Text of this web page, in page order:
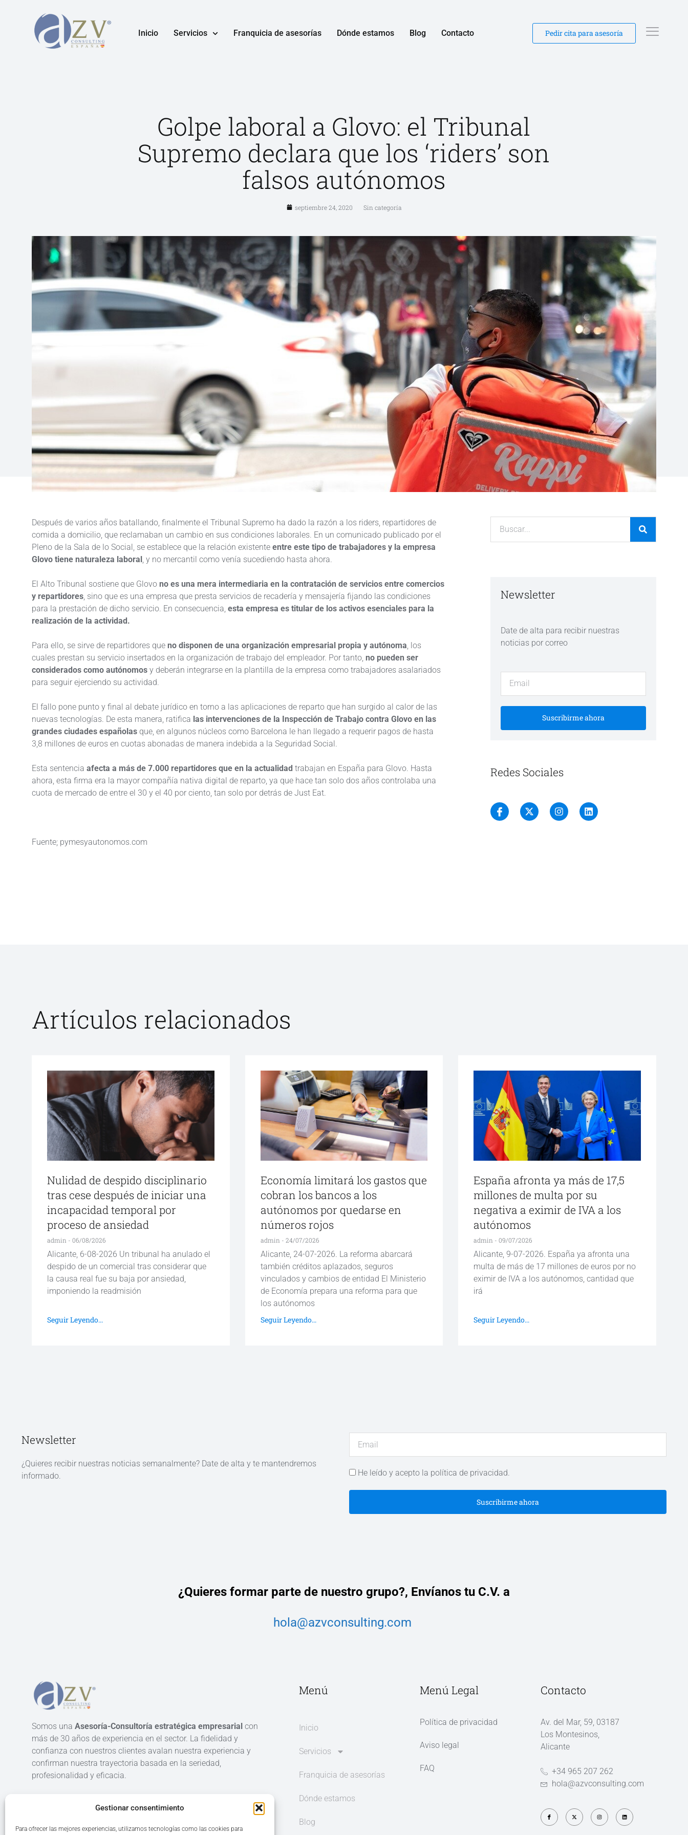
Gestionar consentimiento
Para ofrecer las mejores experiencias, utilizamos tecnologías como las cookies para
Inicio Servicios Franquicia de asesorías Dónde estamos Blog Contacto Pedir cita para asesoría
Golpe laboral a Glovo: el Tribunal
Supremo declara que los ‘riders’ son
falsos autónomos
septiembre 24, 2020 Sin categoría
Después de varios años batallando, finalmente el Tribunal Supremo ha dado la razón a los riders, repartidores de
comida a domicilio, que reclamaban un cambio en sus condiciones laborales. En un comunicado publicado por el
Pleno de la Sala de lo Social, se establece que la relación existente entre este tipo de trabajadores y la empresa
Glovo tiene naturaleza laboral, y no mercantil como venía sucediendo hasta ahora.
El Alto Tribunal sostiene que Glovo no es una mera intermediaria en la contratación de servicios entre comercios
y repartidores, sino que es una empresa que presta servicios de recadería y mensajería fijando las condiciones
para la prestación de dicho servicio. En consecuencia, esta empresa es titular de los activos esenciales para la
realización de la actividad.
Para ello, se sirve de repartidores que no disponen de una organización empresarial propia y autónoma, los
cuales prestan su servicio insertados en la organización de trabajo del empleador. Por tanto, no pueden ser
considerados como autónomos y deberán integrarse en la plantilla de la empresa como trabajadores asalariados
para seguir ejerciendo su actividad.
El fallo pone punto y final al debate jurídico en torno a las aplicaciones de reparto que han surgido al calor de las
nuevas tecnologías. De esta manera, ratifica las intervenciones de la Inspección de Trabajo contra Glovo en las
grandes ciudades españolas que, en algunos núcleos como Barcelona le han llegado a requerir pagos de hasta
3,8 millones de euros en cuotas abonadas de manera indebida a la Seguridad Social.
Esta sentencia afecta a más de 7.000 repartidores que en la actualidad trabajan en España para Glovo. Hasta
ahora, esta firma era la mayor compañía nativa digital de reparto, ya que hace tan solo dos años controlaba una
cuota de mercado de entre el 30 y el 40 por ciento, tan solo por detrás de Just Eat.
Fuente; pymesyautonomos.com
Newsletter
Date de alta para recibir nuestras
noticias por correo
Suscribirme ahora
Redes Sociales
Artículos relacionados
Nulidad de despido disciplinario
tras cese después de iniciar una
incapacidad temporal por
proceso de ansiedad
admin 06/08/2026
Alicante, 6-08-2026 Un tribunal ha anulado el
despido de un comercial tras considerar que
la causa real fue su baja por ansiedad,
imponiendo la readmisión
Seguir Leyendo...
Economía limitará los gastos que
cobran los bancos a los
autónomos por quedarse en
números rojos
admin 24/07/2026
Alicante, 24-07-2026. La reforma abarcará
también créditos aplazados, seguros
vinculados y cambios de entidad El Ministerio
de Economía prepara una reforma para que
los autónomos
Seguir Leyendo...
España afronta ya más de 17,5
millones de multa por su
negativa a eximir de IVA a los
autónomos
admin 09/07/2026
Alicante, 9-07-2026. España ya afronta una
multa de más de 17 millones de euros por no
eximir de IVA a los autónomos, cantidad que
irá
Seguir Leyendo...
Newsletter
¿Quieres recibir nuestras noticias semanalmente? Date de alta y te mantendremos
informado.
He leído y acepto la política de privacidad.
Suscribirme ahora
¿Quieres formar parte de nuestro grupo?, Envíanos tu C.V. a
hola@azvconsulting.com
Somos una Asesoría-Consultoría estratégica empresarial con
más de 30 años de experiencia en el sector. La fidelidad y
confianza con nuestros clientes avalan nuestra experiencia y
confirman nuestra trayectoria basada en la seriedad,
profesionalidad y eficacia.
Menú
Inicio
Servicios
Franquicia de asesorías
Dónde estamos
Blog
Menú Legal
Política de privacidad
Aviso legal
FAQ
Contacto
Av. del Mar, 59, 03187
Los Montesinos,
Alicante
+34 965 207 262
hola@azvconsulting.com